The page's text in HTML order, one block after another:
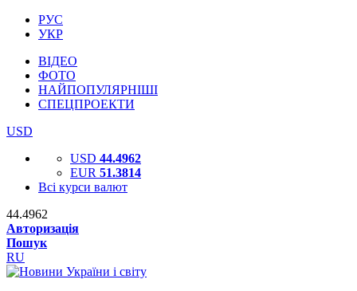
РУС
УКР
ВІДЕО
ФОТО
НАЙПОПУЛЯРНІШІ
СПЕЦПРОЕКТИ
USD
USD 44.4962
EUR 51.3814
Всі курси валют
44.4962
Авторизація
Пошук
RU